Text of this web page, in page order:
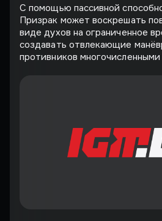
С помощью пассивной
Призрак может воскрешать
виде духов на ограниченное
создавать отвлекающие
противников